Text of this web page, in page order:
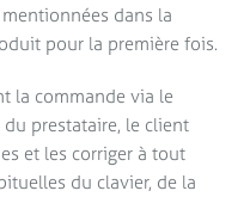
dans la
pour la première fois.
la commande via le
prestataire, le client
et les corriger à tout
du clavier, de la